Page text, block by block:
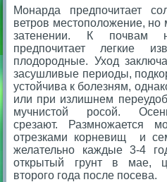
Монарда предпочитает
ветров местоположение,
затенении. К почвам
предпочитает легкие
плодородные. Уход
засушливые периоды,
устойчива к болезням,
или при излишнем
мучнистой росой.
срезают. Размножается
отрезками корневищ и
желательно каждые 3-4
открытый грунт в мае,
второго года после посева.